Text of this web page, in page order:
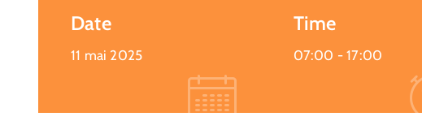
Date
11 mai 2025
Time
07:00 -17:00